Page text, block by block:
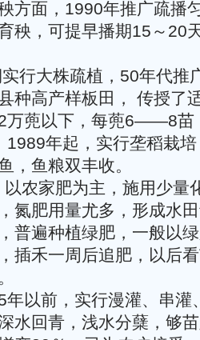
方面，1990年推广疏播
秧，可提早播期15～20
行大株疏植，50年代推
种高产样板田， 传授了
万蔸以下，每蔸6——8苗
1989年起，实行垄稻栽
，鱼粮双丰收。
农家肥为主，施用少量
氮肥用量尤多，形成水
普遍种植绿肥，一般以
插禾一周后追肥，以后
年以前，实行漫灌、串
水回青，浅水分蘖，够